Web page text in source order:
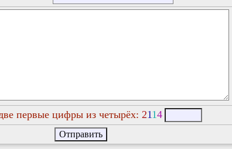
первые цифры из четырёх: 2114